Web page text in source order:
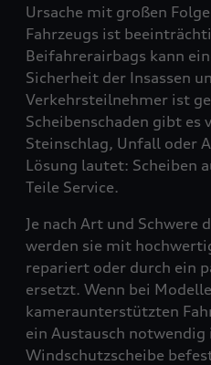
Ursache mit großen
Fahrzeugs ist
Beifahrerairbags kann
Sicherheit der Insassen
Verkehrsteilnehmer ist
Scheibenschaden gibt es
Steinschlag, Unfall oder
Lösung lautet: Scheiben
Teile Service.
Je nach Art und Schwere
werden sie mit
repariert oder durch ein
ersetzt. Wenn bei
kameraunterstützten
ein Austausch
Windschutzscheibe